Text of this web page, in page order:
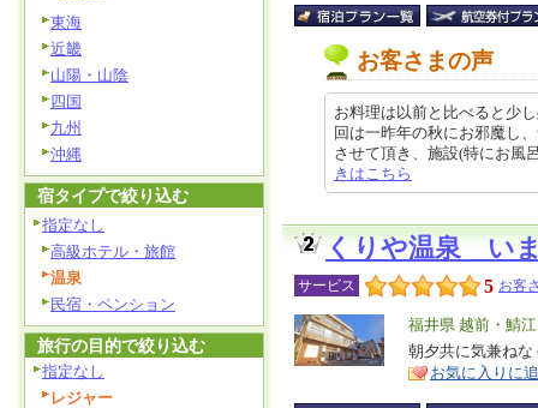
お客さまの声
お料理は以前と比べると少
回は一昨年の秋にお邪魔し
させて頂き、施設(特にお
きはこちら
くりや温泉 い
サービス 5 お客
エ
リ
ア
福井県 越前・鯖
特
徴
朝夕共に気兼ね
お気に入りに
東海
近畿
山陽・山陰
四国
九州
沖縄
宿タイプで絞り込む
指定なし
高級ホテル・旅館
温泉
民宿・ペンション
旅行の目的で絞り込む
指定なし
レジャー